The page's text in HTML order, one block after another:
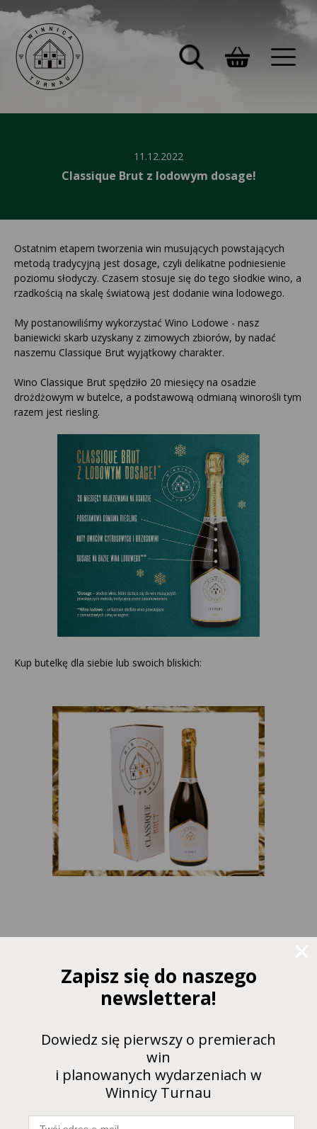
11.12.2022
​​​​​​​Classique Brut z lodowym dosage!
Ostatnim etapem tworzenia win musujących powstających
metodą tradycyjną jest dosage, czyli delikatne podniesienie
poziomu słodyczy. Czasem stosuje się do tego słodkie wino, a
rzadkością na skalę światową jest dodanie wina lodowego.
My postanowiliśmy wykorzystać Wino Lodowe - nasz
baniewicki skarb uzyskany z zimowych zbiorów, by nadać
naszemu Classique Brut wyjątkowy charakter.
Wino Classique Brut spędziło 20 miesięcy na osadzie
drożdżowym w butelce, a podstawową odmianą winorośli tym
razem jest riesling.
Kup butelkę dla siebie lub swoich bliskich:
Białe | Musujące | 0,75 L
dojrzała brzoskwinia
ryby, drób, sushi, sałatki
Zapisz się do naszego
newslettera!
Dowiedz się pierwszy o premierach
win
i planowanych wydarzeniach w
Winnicy Turnau